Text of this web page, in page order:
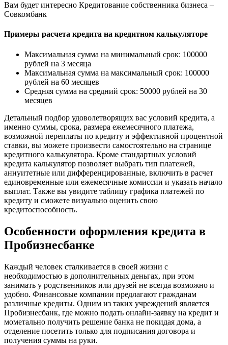
Вам будет интересно Кредитование собственника бизнеса –
Совкомбанк
Примеры расчета кредита на кредитном калькуляторе
Максимальная сумма на минимальный срок: 100000
рублей на 3 месяца
Максимальная сумма на максимальный срок: 100000
рублей на 60 месяцев
Средняя сумма на средний срок: 50000 рублей на 30
месяцев
Детальный подбор удоволетворящих вас условий кредита, а
именно суммы, срока, размера ежемесячного платежа,
возможной переплаты по кредиту и эффективной процентной
ставки, вы можете произвести самостоятельно на странице
кредитного калькулятора. Кроме стандартных условий
кредита калькулятор позволяет выбрать тип платежей,
аннуитетные или дифференцированные, включить в расчет
единовременные или ежемесячные комиссии и указать начало
выплат. Также вы увидите таблицу графика платежей по
кредиту и сможете визуально оценить свою
кредитоспособность.
Особенности оформления кредита в
Пробизнесбанке
Каждый человек сталкивается в своей жизни с
необходимостью в дополнительных деньгах, при этом
занимать у родственников или друзей не всегда возможно и
удобно. Финансовые компании предлагают гражданам
различные кредиты. Одним из таких учреждений является
Пробизнесбанк, где можно подать онлайн-заявку на кредит и
мометально получить решение банка не покидая дома, а
отделение посетить только для подписания договора и
получения суммы на руки.